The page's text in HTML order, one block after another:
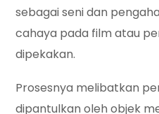
sebagai seni dan
cahaya pada film atau
dipekakan.
Prosesnya melibatkan
dipantulkan oleh objek